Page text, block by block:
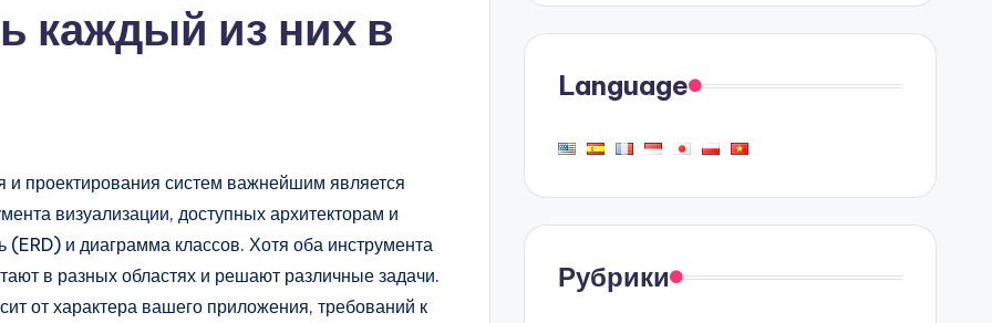
каждый из них в
проектирования систем важнейшим является
визуализации, доступных архитекторам и
и диаграмма классов. Хотя оба инструмента
в разных областях и решают различные задачи.
от характера вашего приложения, требований к
Language
Рубрики